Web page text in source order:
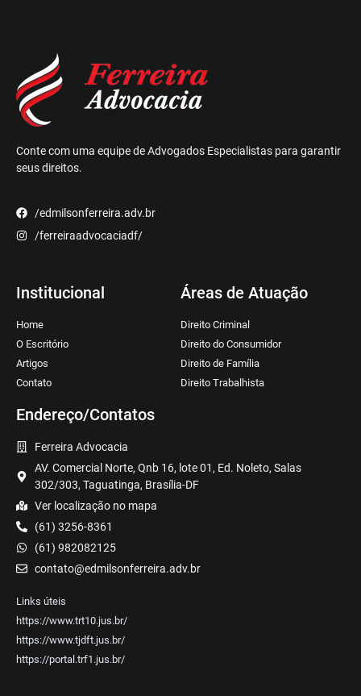
Conte com uma equipe de Advogados Especialistas para garantir
seus direitos.
/edmilsonferreira.adv.br
/ferreiraadvocaciadf/
Institucional
Home
O Escritório
Artigos
Contato
Áreas de Atuação
Direito Criminal
Direito do Consumidor
Direito de Família
Direito Trabalhista
Endereço/Contatos
Ferreira Advocacia
AV. Comercial Norte, Qnb 16, lote 01, Ed. Noleto, Salas
302/303, Taguatinga, Brasília-DF
Ver localização no mapa
(61) 3256-8361
(61) 982082125
contato@edmilsonferreira.adv.br
Links úteis
https://www.trt10.jus.br/
https://www.tjdft.jus.br/
https://portal.trf1.jus.br/